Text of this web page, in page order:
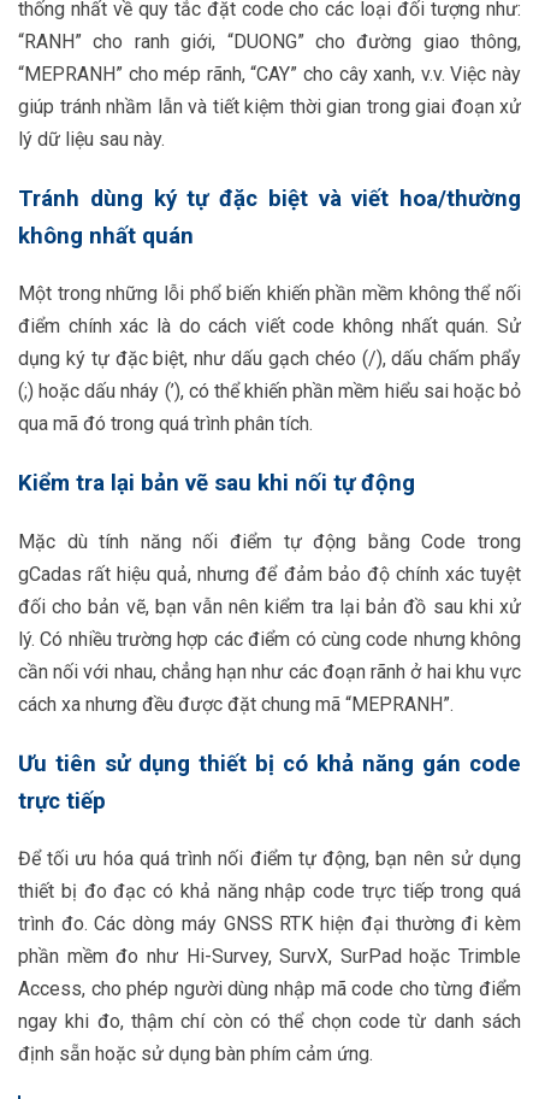
thống nhất về quy tắc đặt code cho các loại đối tượng như:
“RANH” cho ranh giới, “DUONG” cho đường giao thông,
“MEPRANH” cho mép rãnh, “CAY” cho cây xanh, v.v. Việc này
giúp tránh nhầm lẫn và tiết kiệm thời gian trong giai đoạn xử
lý dữ liệu sau này.
Tránh dùng ký tự đặc biệt và viết hoa/thường
không nhất quán
Một trong những lỗi phổ biến khiến phần mềm không thể nối
điểm chính xác là do cách viết code không nhất quán. Sử
dụng ký tự đặc biệt, như dấu gạch chéo (/), dấu chấm phẩy
(;) hoặc dấu nháy (’), có thể khiến phần mềm hiểu sai hoặc bỏ
qua mã đó trong quá trình phân tích.
Kiểm tra lại bản vẽ sau khi nối tự động
Mặc dù tính năng nối điểm tự động bằng Code trong
gCadas rất hiệu quả, nhưng để đảm bảo độ chính xác tuyệt
đối cho bản vẽ, bạn vẫn nên kiểm tra lại bản đồ sau khi xử
lý. Có nhiều trường hợp các điểm có cùng code nhưng không
cần nối với nhau, chẳng hạn như các đoạn rãnh ở hai khu vực
cách xa nhưng đều được đặt chung mã “MEPRANH”.
Ưu tiên sử dụng thiết bị có khả năng gán code
trực tiếp
Để tối ưu hóa quá trình nối điểm tự động, bạn nên sử dụng
thiết bị đo đạc có khả năng nhập code trực tiếp trong quá
trình đo. Các dòng máy GNSS RTK hiện đại thường đi kèm
phần mềm đo như Hi-Survey, SurvX, SurPad hoặc Trimble
Access, cho phép người dùng nhập mã code cho từng điểm
ngay khi đo, thậm chí còn có thể chọn code từ danh sách
định sẵn hoặc sử dụng bàn phím cảm ứng.